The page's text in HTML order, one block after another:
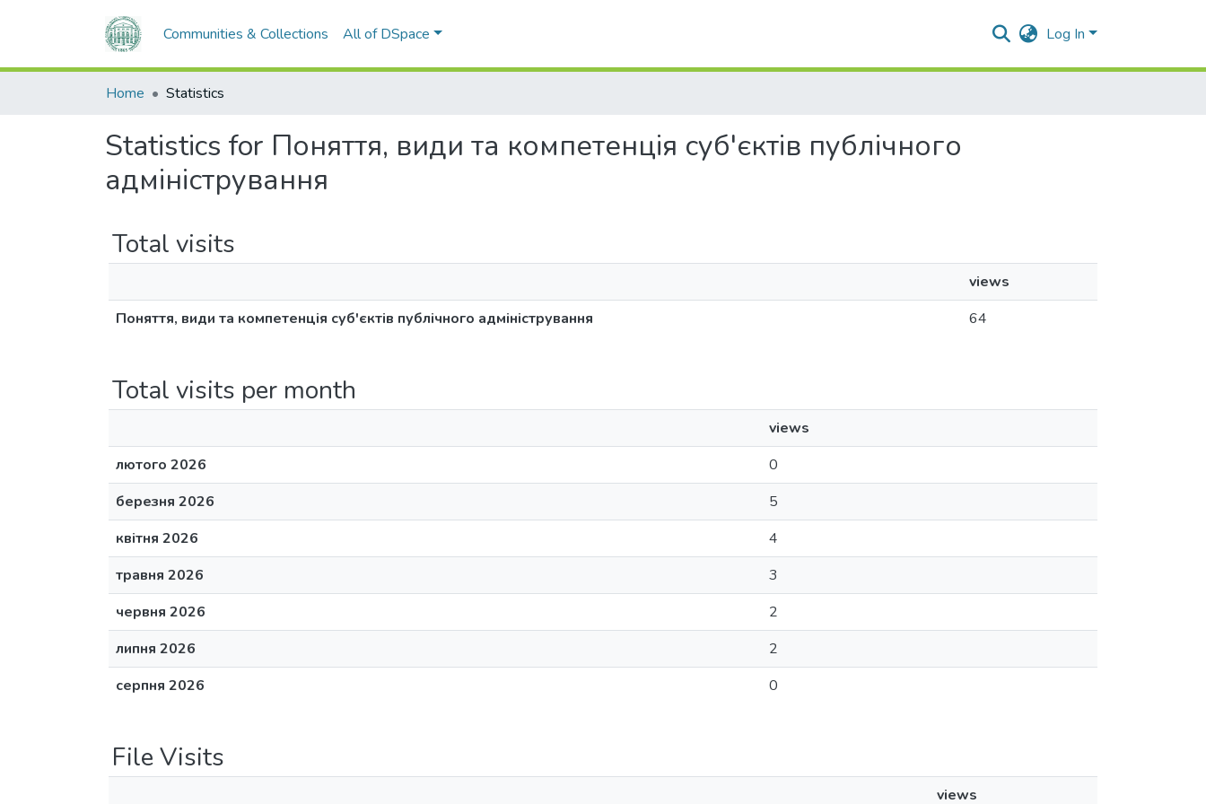
Communities & Collections All of DSpace Log In
Home Statistics
Statistics for Поняття, види та компетенція суб'єктів публічного
адміністрування
Total visits
views
Поняття, види та компетенція суб'єктів публічного адміністрування
64
Total visits per month
views
лютого 2026
0
березня 2026
5
квітня 2026
4
травня 2026
3
червня 2026
2
липня 2026
2
серпня 2026
0
File Visits
views